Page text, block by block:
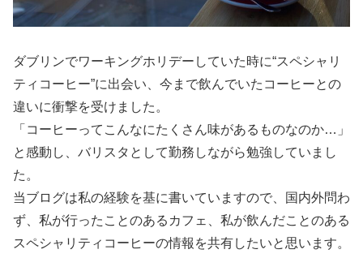
ダブリンでワーキングホリデーしていた時に“スペシャリ
ティコーヒー”に出会い、今まで飲んでいたコーヒーとの
違いに衝撃を受けました。
「コーヒーってこんなにたくさん味があるものなのか…」
と感動し、バリスタとして勤務しながら勉強していまし
た。
当ブログは私の経験を基に書いていますので、国内外問わ
ず、私が行ったことのあるカフェ、私が飲んだことのある
スペシャリティコーヒーの情報を共有したいと思います。